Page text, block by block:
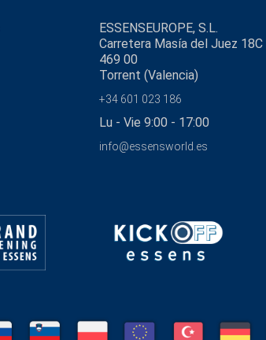
ESSENSEUROPE, S.L.
Carretera Masía del Juez 18C
469 00
Torrent (Valencia)
+34 601 023 186
Lu - Vie 9:00 - 17:00
info@essensworld.es